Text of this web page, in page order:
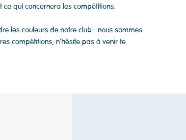
qui concernera les compétitions.
les couleurs de notre club : nous sommes
compétitions, n'hésite pas à venir te